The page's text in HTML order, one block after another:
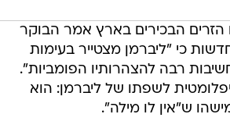
הזרים הבכירים בארץ אמר הבוקר
כי "ליברמן מצטייר בעימות
רבה להצהרותיו הפומביות".
לשפתו של ליברמן: הוא
ש"אין לו מילה".